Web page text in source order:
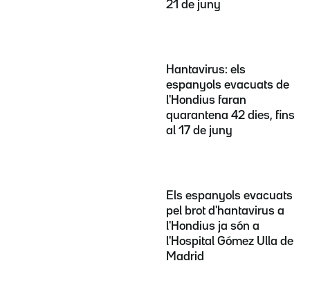
21 de juny
Hantavirus: els
espanyols evacuats de
l'Hondius faran
quarantena 42 dies, fins
al 17 de juny
Els espanyols evacuats
pel brot d'hantavirus a
l'Hondius ja són a
l'Hospital Gómez Ulla de
Madrid